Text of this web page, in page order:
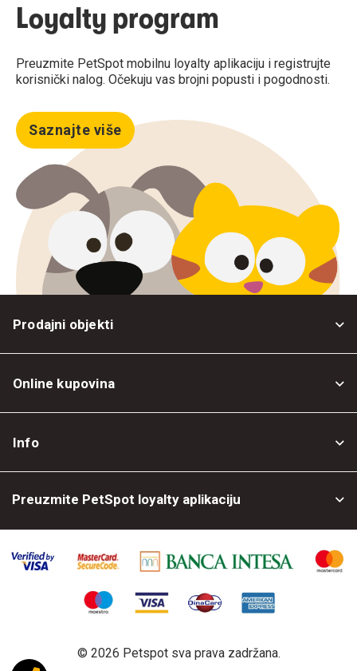
Loyalty program
Preuzmite PetSpot mobilnu loyalty aplikaciju i registrujte
korisnički nalog. Očekuju vas brojni popusti i pogodnosti.
Saznajte više
Prodajni objekti
Online kupovina
Info
Preuzmite PetSpot loyalty aplikaciju
© 2026 Petspot sva prava zadržana.